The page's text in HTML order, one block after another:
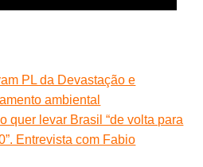
PL da Devastação e
ambiental
quer levar Brasil “de volta para
Entrevista com Fabio